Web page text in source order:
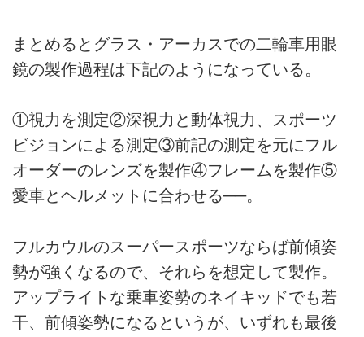
まとめるとグラス・アーカスでの二輪車用眼
鏡の製作過程は下記のようになっている。
①視力を測定②深視力と動体視力、スポーツ
ビジョンによる測定③前記の測定を元にフル
オーダーのレンズを製作④フレームを製作⑤
愛車とヘルメットに合わせる──。
フルカウルのスーパースポーツならば前傾姿
勢が強くなるので、それらを想定して製作。
アップライトな乗車姿勢のネイキッドでも若
干、前傾姿勢になるというが、いずれも最後